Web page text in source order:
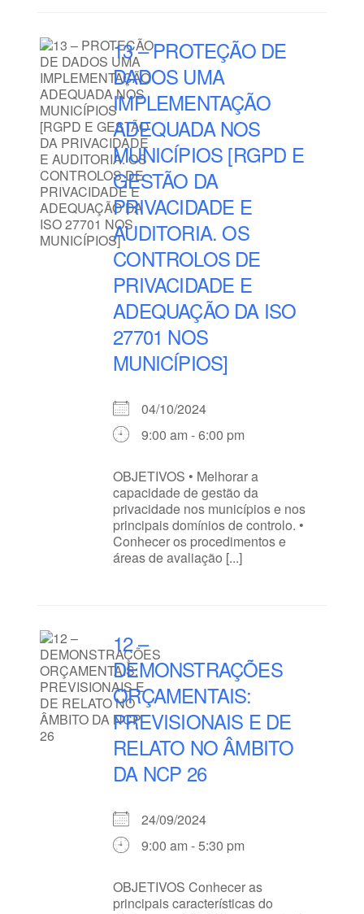
13 – PROTEÇÃO DE
DADOS UMA
IMPLEMENTAÇÃO
ADEQUADA NOS
MUNICÍPIOS [RGPD E
GESTÃO DA
PRIVACIDADE E
AUDITORIA. OS
CONTROLOS DE
PRIVACIDADE E
ADEQUAÇÃO DA ISO
27701 NOS
MUNICÍPIOS]
04/10/2024
9:00 am - 6:00 pm
OBJETIVOS • Melhorar a
capacidade de gestão da
privacidade nos municípios e nos
principais domínios de controlo. •
Conhecer os procedimentos e
áreas de avaliação [...]
12 –
DEMONSTRAÇÕES
ORÇAMENTAIS:
PREVISIONAIS E DE
RELATO NO ÂMBITO
DA NCP 26
24/09/2024
9:00 am - 5:30 pm
OBJETIVOS Conhecer as
principais características do